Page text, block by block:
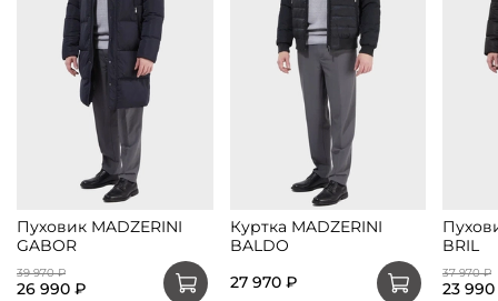
Пуховик MADZERINI
GABOR
39 970 ₽
26 990 ₽
Куртка MADZERINI
BALDO
27 970 ₽
BRIL
37 970 ₽
23